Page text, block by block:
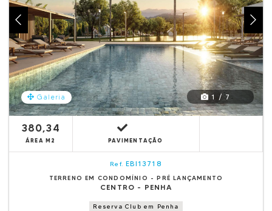
Galeria 1 / 7
380,34
ÁREA M2 PAVIMENTAÇÃO
Ref. EBI13718
TERRENO EM CONDOMÍNIO - PRÉ LANÇAMENTO
CENTRO - PENHA
Reserva Club em Penha